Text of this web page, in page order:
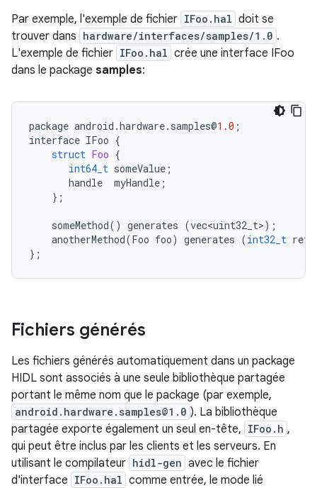
Par exemple, l'exemple de fichier IFoo.hal doit se
trouver dans hardware/interfaces/samples/1.0 .
L'exemple de fichier IFoo.hal crée une interface IFoo
dans le package samples:
package android .hardware. samples@1.0 ;
interface IFoo {
struct Foo {
int64_t someValue ;
handle
myHandle ;
};
someMethod() generates (vec<uint32_t>);
anotherMethod(Foo foo) generates (int32_t ret
};
Fichiers générés
Les fichiers générés automatiquement dans un package
HIDL sont associés à une seule bibliothèque partagée
portant le même nom que le package (par exemple,
android.hardware.samples@1.0 ). La bibliothèque
partagée exporte également un seul en-tête, IFoo.h ,
qui peut être inclus par les clients et les serveurs. En
utilisant le compilateur hidl-gen avec le fichier
d'interface IFoo.hal comme entrée, le mode lié